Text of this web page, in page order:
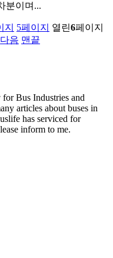
분이며...
지 5페이지 열린6페이지
다음 맨끝
Bus Industries and
articles about buses in
has serviced for
inform to me.